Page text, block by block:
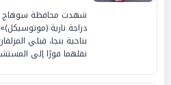
شهدت محافظة سوهاج
دراجة نارية
بناحية بنجا، قبلي
نقلهما فورًا إلى